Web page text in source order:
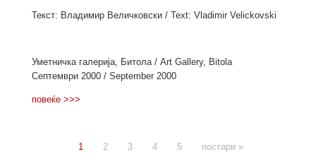
Текст: Владимир Величковски / Text: Vladimir Velickovski
Уметничка галерија, Битола / Art Gallery, Bitola
Септември 2000 / September 2000
повеќе >>>
1 2 3 4 5 постари »